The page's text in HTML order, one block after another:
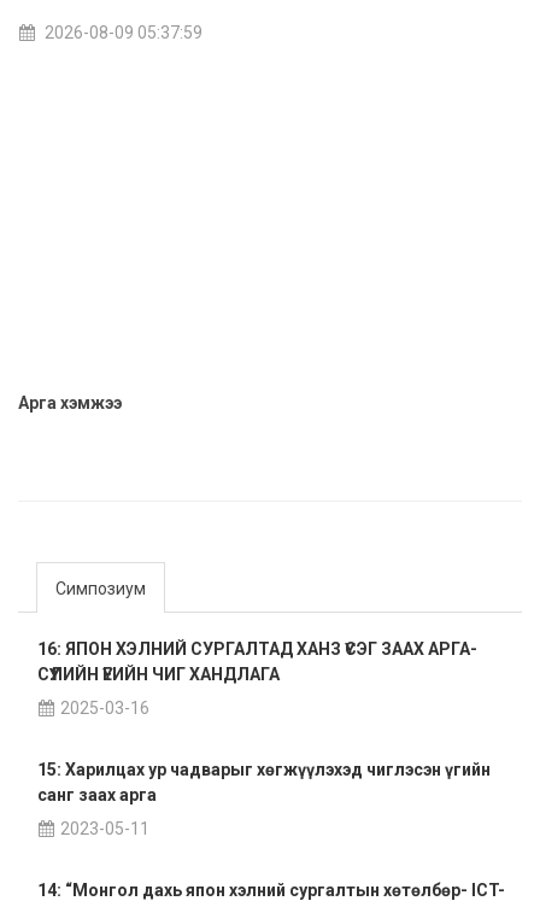
2026-08-09 05:37:59
Арга хэмжээ
Симпозиум
16: ЯПОН ХЭЛНИЙ СУРГАЛТАД ХАНЗ ҮСЭГ ЗААХ АРГА-
СҮҮЛИЙН ҮЕИЙН ЧИГ ХАНДЛАГА
2025-03-16
15: Харилцах ур чадварыг хөгжүүлэхэд чиглэсэн үгийн
санг заах арга
2023-05-11
14: “Монгол дахь япон хэлний сургалтын хөтөлбөр- ICT-